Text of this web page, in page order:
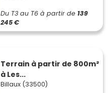
Du T3 au T6 à partir de 139
245 €
Terrain à partir de 800m²
à Les...
Billaux (33500)